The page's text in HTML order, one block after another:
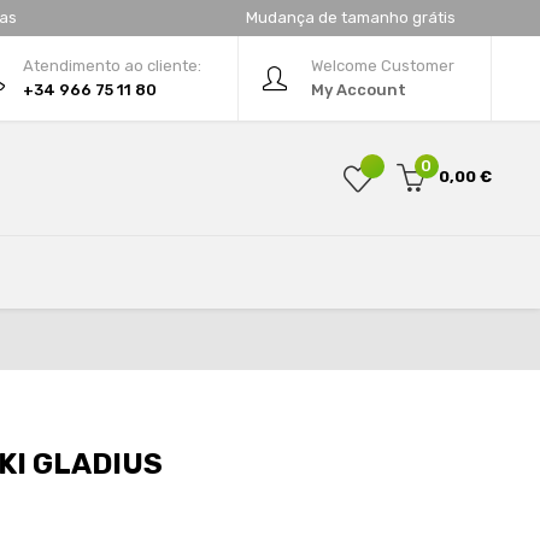
Mudança de tamanho grátis
Welcome Customer
My Account
Atendimento ao cliente:
+34 966 75 11 80
0
0,00 €
GLADIUS